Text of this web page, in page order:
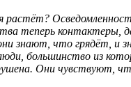
растёт?
теперь контактеры,
они знают, что
большинство из
Они чувствуют,